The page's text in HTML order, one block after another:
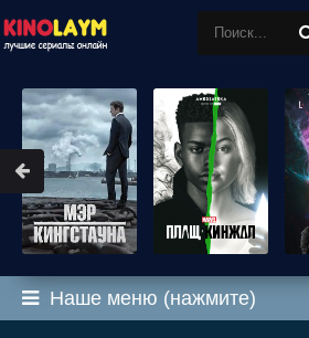
Наше меню (нажмите)